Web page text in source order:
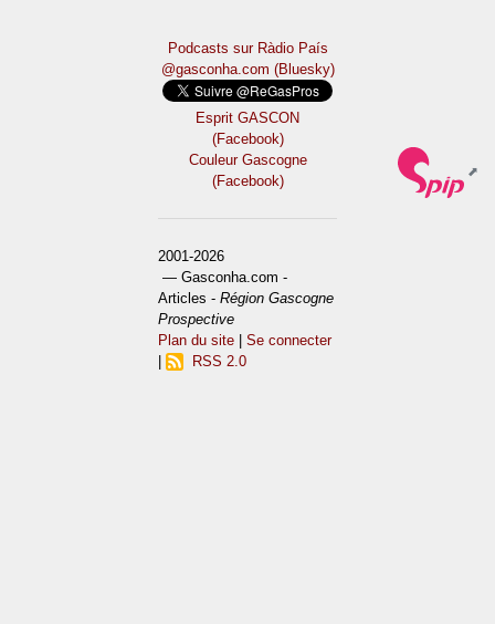
Podcasts sur Ràdio País
@gasconha.com (Bluesky)
Esprit GASCON
(Facebook)
Couleur Gascogne
(Facebook)
2001-2026
— Gasconha.com -
Articles -Région Gascogne
Prospective
Plan du site |Se connecter
RSS 2.0